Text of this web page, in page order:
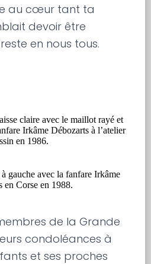
au cœur tant ta
devoir être
en nous tous.
claire avec le maillot rayé et
Irkâme Débozarts à l’atelier
en 1986.
gauche avec la fanfare Irkâme
en Corse en 1988.
de la Grande
condoléances à
et ses proches